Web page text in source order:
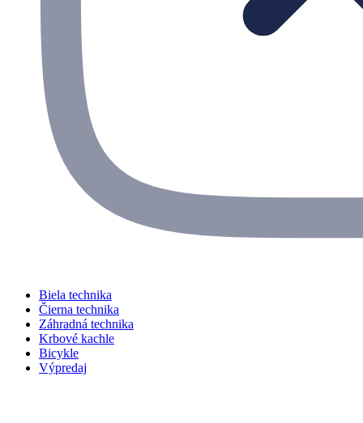
Biela technika
Čierna technika
Záhradná technika
Krbové kachle
Bicykle
Výpredaj